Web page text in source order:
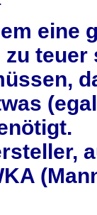
eine
teuer